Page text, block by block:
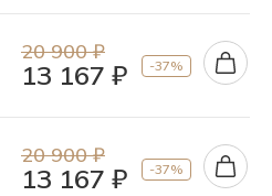
20 900 ₽
13 167 ₽ -37%
20 900 ₽
13 167 ₽ -37%